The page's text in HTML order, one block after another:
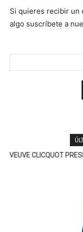
Si quieres recibir un
algo suscríbete a
ARROPE (EN RUEDA)